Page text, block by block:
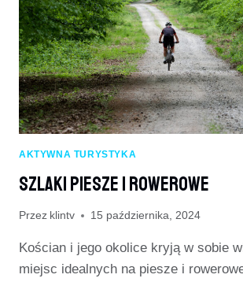
AKTYWNA TURYSTYKA
Szlaki Piesze I Rowerowe
Przez klintv 15 października, 2024
Kościan i jego okolice kryją w sobie
miejsc idealnych na piesze i